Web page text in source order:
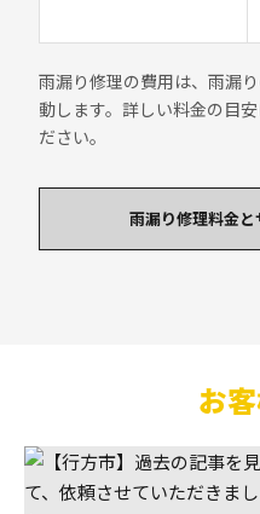
雨漏り修理の費用は、雨漏
動します。詳しい料金の目
ださい。
雨漏り修理料金
お